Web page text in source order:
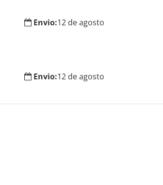
Envio:12 de agosto
Envio:12 de agosto